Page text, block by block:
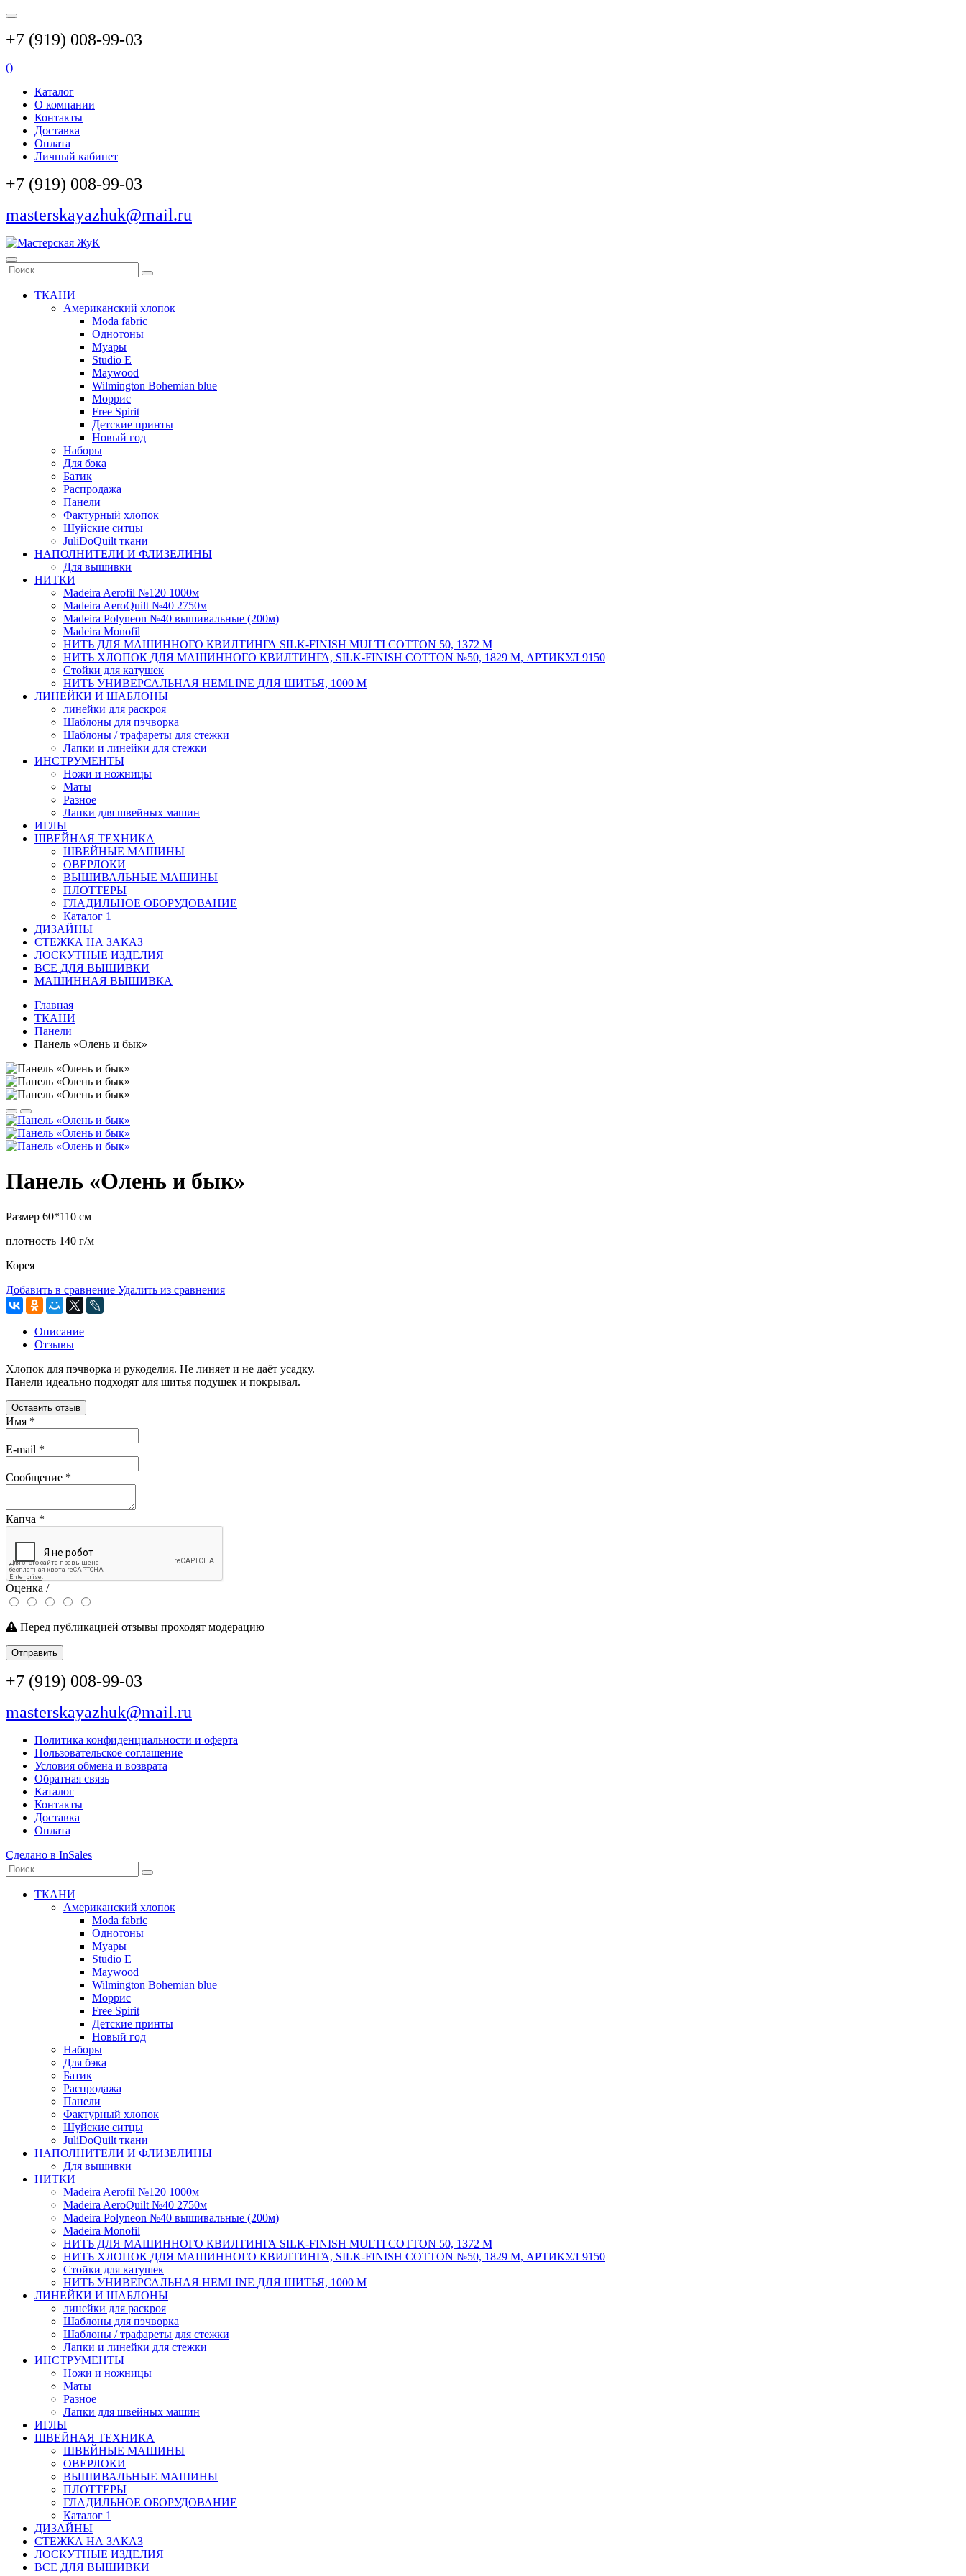
+7 (919) 008-99-03
()
Каталог
О компании
Контакты
Доставка
Оплата
Личный кабинет
+7 (919) 008-99-03
masterskayazhuk@mail.ru
ТКАНИ
Американский хлопок
Moda fabric
Однотоны
Муары
Studio E
Maywood
Wilmington Bohemian blue
Моррис
Free Spirit
Детские принты
Новый год
Наборы
Для бэка
Батик
Распродажа
Панели
Фактурный хлопок
Шуйские ситцы
JuliDoQuilt ткани
НАПОЛНИТЕЛИ И ФЛИЗЕЛИНЫ
Для вышивки
НИТКИ
Madeira Aerofil №120 1000м
Madeira AeroQuilt №40 2750м
Madeira Polyneon №40 вышивальные (200м)
Мadeira Monofil
НИТЬ ДЛЯ МАШИННОГО КВИЛТИНГА SILK-FINISH MULTI COTTON 50, 1372 М
НИТЬ ХЛОПОК ДЛЯ МАШИННОГО КВИЛТИНГА, SILK-FINISH COTTON №50, 1829 М, АРТИКУЛ 9150
Стойки для катушек
НИТЬ УНИВЕРСАЛЬНАЯ HEMLINE ДЛЯ ШИТЬЯ, 1000 М
ЛИНЕЙКИ И ШАБЛОНЫ
линейки для раскроя
Шаблоны для пэчворка
Шаблоны / трафареты для стежки
Лапки и линейки для стежки
ИНСТРУМЕНТЫ
Ножи и ножницы
Маты
Разное
Лапки для швейных машин
ИГЛЫ
ШВЕЙНАЯ ТЕХНИКА
ШВЕЙНЫЕ МАШИНЫ
ОВЕРЛОКИ
ВЫШИВАЛЬНЫЕ МАШИНЫ
ПЛОТТЕРЫ
ГЛАДИЛЬНОЕ ОБОРУДОВАНИЕ
Каталог 1
ДИЗАЙНЫ
СТЕЖКА НА ЗАКАЗ
ЛОСКУТНЫЕ ИЗДЕЛИЯ
ВСЕ ДЛЯ ВЫШИВКИ
МАШИННАЯ ВЫШИВКА
Главная
ТКАНИ
Панели
Панель «Олень и бык»
Панель «Олень и бык»
Размер 60*110 см
плотность 140 г/м
Корея
Добавить в сравнение Удалить из сравнения
Описание
Отзывы
Хлопок для пэчворка и рукоделия. Не линяет и не даёт усадку.
Панели идеально подходят для шитья подушек и покрывал.
Оставить отзыв
Имя *
E-mail *
Сообщение *
Капча *
Оценка /
Перед публикацией отзывы проходят модерацию
Отправить
+7 (919) 008-99-03
masterskayazhuk@mail.ru
Политика конфиденциальности и оферта
Пользовательское соглашение
Условия обмена и возврата
Обратная связь
Каталог
Контакты
Доставка
Оплата
Сделано в InSales
ТКАНИ
Американский хлопок
Moda fabric
Однотоны
Муары
Studio E
Maywood
Wilmington Bohemian blue
Моррис
Free Spirit
Детские принты
Новый год
Наборы
Для бэка
Батик
Распродажа
Панели
Фактурный хлопок
Шуйские ситцы
JuliDoQuilt ткани
НАПОЛНИТЕЛИ И ФЛИЗЕЛИНЫ
Для вышивки
НИТКИ
Madeira Aerofil №120 1000м
Madeira AeroQuilt №40 2750м
Madeira Polyneon №40 вышивальные (200м)
Мadeira Monofil
НИТЬ ДЛЯ МАШИННОГО КВИЛТИНГА SILK-FINISH MULTI COTTON 50, 1372 М
НИТЬ ХЛОПОК ДЛЯ МАШИННОГО КВИЛТИНГА, SILK-FINISH COTTON №50, 1829 М, АРТИКУЛ 9150
Стойки для катушек
НИТЬ УНИВЕРСАЛЬНАЯ HEMLINE ДЛЯ ШИТЬЯ, 1000 М
ЛИНЕЙКИ И ШАБЛОНЫ
линейки для раскроя
Шаблоны для пэчворка
Шаблоны / трафареты для стежки
Лапки и линейки для стежки
ИНСТРУМЕНТЫ
Ножи и ножницы
Маты
Разное
Лапки для швейных машин
ИГЛЫ
ШВЕЙНАЯ ТЕХНИКА
ШВЕЙНЫЕ МАШИНЫ
ОВЕРЛОКИ
ВЫШИВАЛЬНЫЕ МАШИНЫ
ПЛОТТЕРЫ
ГЛАДИЛЬНОЕ ОБОРУДОВАНИЕ
Каталог 1
ДИЗАЙНЫ
СТЕЖКА НА ЗАКАЗ
ЛОСКУТНЫЕ ИЗДЕЛИЯ
ВСЕ ДЛЯ ВЫШИВКИ